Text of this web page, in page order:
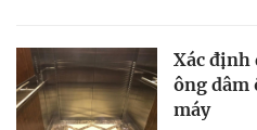
Xác định
ông dâm
máy